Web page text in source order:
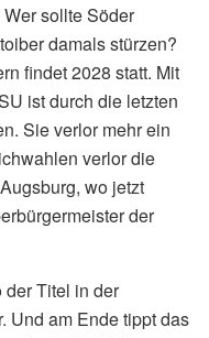
sollte Söder
damals stürzen?
findet 2028 statt. Mit
ist durch die letzten
Sie verlor mehr ein
verlor die
wo jetzt
der
der Titel in der
Und am Ende tippt das